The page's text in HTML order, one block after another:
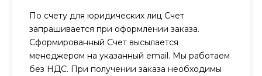
По счету для юридических лиц Счет
запрашивается при оформлении заказа.
Сформированный Счет высылается
менеджером на указанный email. Мы работаем
без НДС. При получении заказа необходимы